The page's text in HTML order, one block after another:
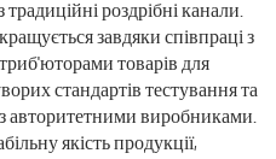
роздрібні канали.
завдяки співпраці з
товарів для
стандартів тестування та
авторитетними виробниками.
якість продукції,